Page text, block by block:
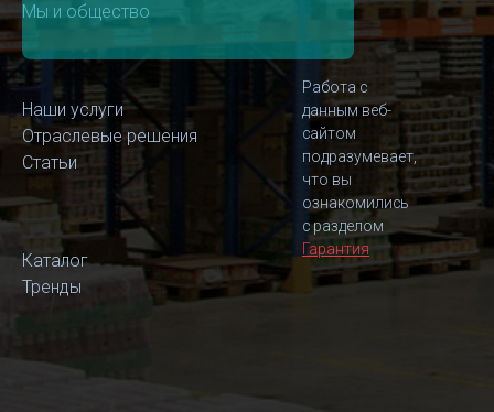
Мы и общество
Наши услуги
Отраслевые решения
Статьи
Каталог
Тренды
Работа с
данным веб-
сайтом
подразумевает,
что вы
ознакомились
с разделом
Гарантия